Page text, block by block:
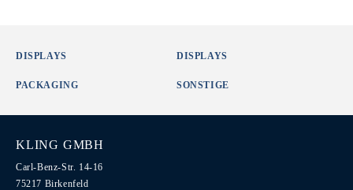
DISPLAYS DISPLAYS
PACKAGING SONSTIGE
KLING GMBH
Carl-Benz-Str. 14-16
75217 Birkenfeld